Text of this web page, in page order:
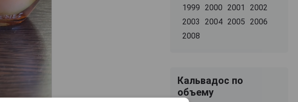
1999
2000 2001
2002
2003
2004 2005
2006
2008
Кальвадос по
объему